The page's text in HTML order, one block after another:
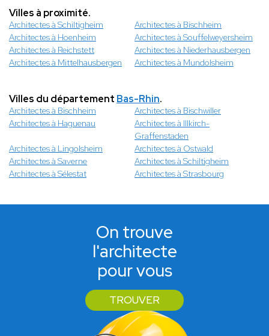
Villes à proximité.
Architectes à Schiltigheim
Architectes à Bischheim
Architectes à Hoenheim
Architectes à Souffelweyersheim
Architectes à Reichstett
Architectes à Niederhausbergen
Architectes à Mittelhausbergen
Architectes à Mundolsheim
Villes du département Bas-Rhin.
Architectes à Bischheim
Architectes à Bischwiller
Architectes à Haguenau
Architectes à Illkirch-
Graffenstaden
Architectes à Lingolsheim
Architectes à Ostwald
Architectes à Saverne
Architectes à Schiltigheim
Architectes à Sélestat
Architectes à Strasbourg
On trouve
l'architecte
pour vous
TROUVER